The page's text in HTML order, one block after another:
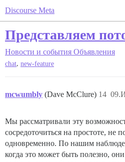
Discourse Meta
Представляем
Новости и события Объявления
chat, new-feature
mcwumbly (Dave McClure) 14
Мы рассматривали эту
сосредоточиться на простоте, не
одновременно. По нашим
когда это может быть полезно,